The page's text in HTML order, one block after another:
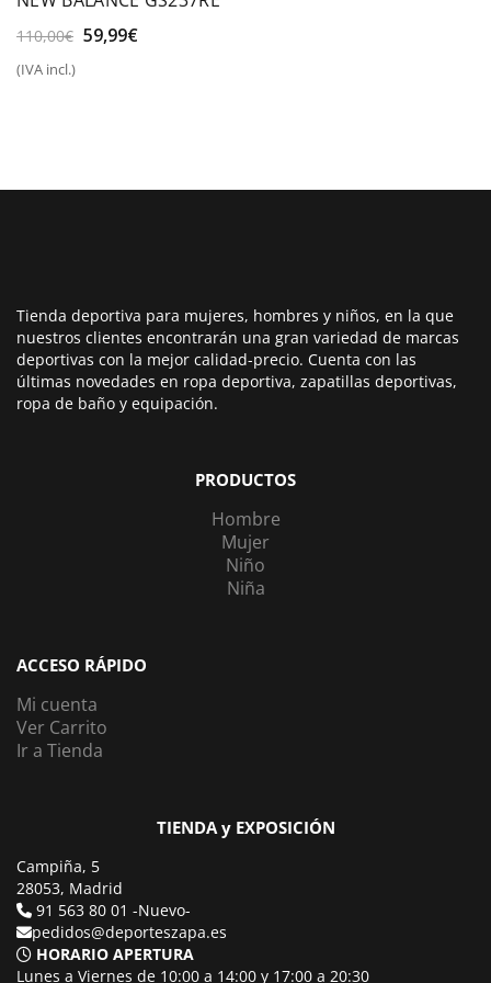
110,00€ El
59,99€El
(IVA incl.)
Tienda deportiva para mujeres, hombres y niños, en la que
nuestros clientes encontrarán una gran variedad de marcas
deportivas con la mejor calidad-precio. Cuenta con las
últimas novedades en ropa deportiva, zapatillas deportivas,
ropa de baño y equipación.
PRODUCTOS
Hombre
Mujer
Niño
Niña
ACCESO RÁPIDO
Mi cuenta
Ver Carrito
Ir a Tienda
TIENDA y EXPOSICIÓN
Campiña, 5
28053, Madrid
91 563 80 01 -Nuevo-
pedidos@deporteszapa.es
HORARIO APERTURA
Lunes a Viernes de 10:00 a 14:00 y 17:00 a 20:30